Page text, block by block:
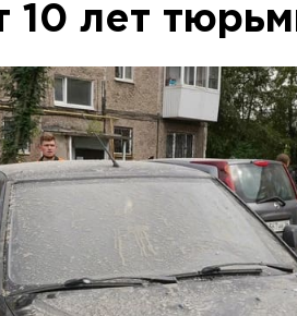
10 лет